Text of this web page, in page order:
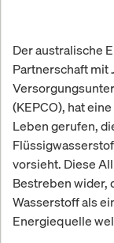
Der australische
Partnerschaft mit
(KEPCO), hat
Leben gerufen,
vorsieht. Diese
Bestreben wider,
Wasserstoff als
Energiequelle